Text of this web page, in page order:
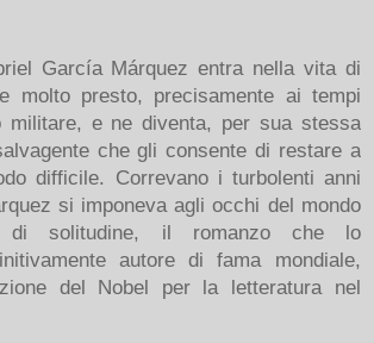
García Márquez entra nella vita di
molto presto, precisamente ai tempi
militare, e ne diventa, per sua stessa
che gli consente di restare a
difficile. Correvano i turbolenti anni
si imponeva agli occhi del mondo
di solitudine, il romanzo che lo
autore di fama mondiale,
del Nobel per la letteratura nel